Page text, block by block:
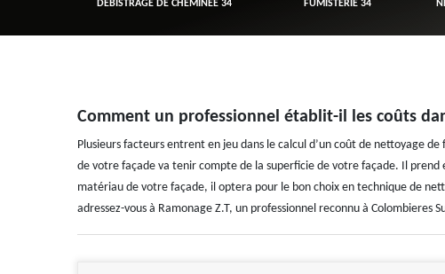
DÉBISTRAGE DE CHEMINÉE 34 FUMISTERIE 34
Comment un professionnel établit-il les coûts
Plusieurs facteurs entrent en jeu dans le calcul d’un coût de nettoyage
de votre façade va tenir compte de la superficie de votre façade. Il prend
matériau de votre façade, il optera pour le bon choix en technique de
adressez-vous à Ramonage Z.T, un professionnel reconnu à Colombieres